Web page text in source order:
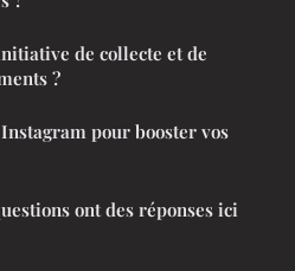
de collecte et de
?
pour booster vos
ont des réponses ici